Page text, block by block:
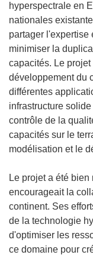
hyperspectrale en
nationales
partager l'expertise
minimiser la
capacités. Le
développement du
différentes
infrastructure
contrôle de la
capacités sur le
modélisation et le
Le projet a été
encourageait la
continent. Ses
de la technologie
d'optimiser les
ce domaine pour